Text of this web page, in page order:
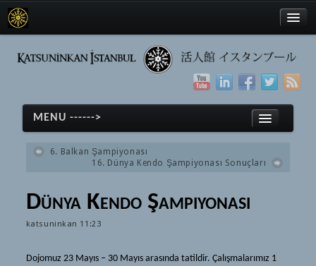
English
日本語
剣道
剣道
(Türkçe) Tarihçe
MENU ------>
Türkçe
日本語
6. Balkan Şampiyonası
16. Dünya Kendo Şampiyonası Sonuçları
Dünya Kendo Şampiyonası
katsuninkan 11:23
Dojomuz 23 Mayıs– 30 Mayıs arasında tatildir. Çalışmalarımız 1